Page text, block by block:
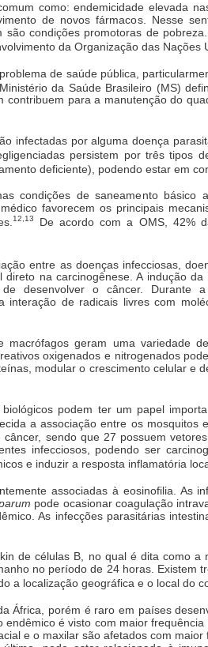
como: endemicidade elevada
de novos fármacos. Nesse
condições promotoras de
da Organização das Nações
de saúde pública,
da Saúde Brasileiro (MS)
contribuem para a manutenção do
infectadas por alguma doença
persistem por três tipos
deficiente), podendo estar em
condições de saneamento
favorecem os principais
12,13
De acordo com a OMS, 42%
entre as doenças infecciosas,
na carcinogênese. A indução
desenvolver o câncer. Durante
interação de radicais livres com
geram uma variedade
oxigenados e nitrogenados
modular o crescimento celular e
podem ter um papel
a associação entre os mosquitos
sendo que 27 possuem
infecciosos, podendo ser
e induzir a resposta inflamatória
associadas à eosinofilia. As
pode ocasionar coagulação
As infecções parasitárias
de células B, no qual é dita como a
no período de 24 horas. Existem
a localização geográfica e o local do
África, porém é raro em países
é visto com maior
e o maxilar são afetados com